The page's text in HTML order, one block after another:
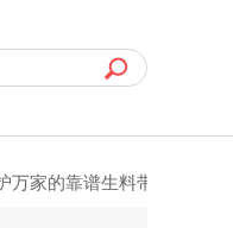
生料带厂家
锢装辅材